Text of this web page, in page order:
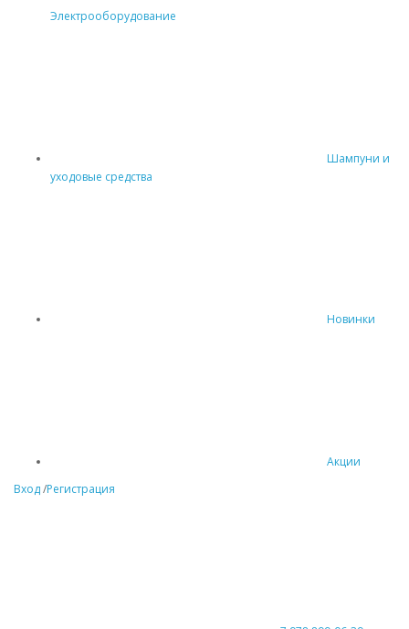
Электрооборудование
Шампуни и
уходовые средства
Новинки
Акции
Вход/Регистрация